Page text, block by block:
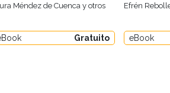
Méndez de Cuenca y otros
Gratuito
Efrén
eBook